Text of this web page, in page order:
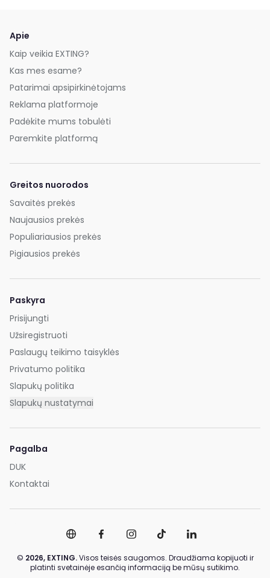
Apie
Kaip veikia EXTING?
Kas mes esame?
Patarimai apsipirkinėtojams
Reklama platformoje
Padėkite mums tobulėti
Paremkite platformą
Greitos nuorodos
Savaitės prekės
Naujausios prekės
Populiariausios prekės
Pigiausios prekės
Paskyra
Prisijungti
Užsiregistruoti
Paslaugų teikimo taisyklės
Privatumo politika
Slapukų politika
Slapukų nustatymai
Pagalba
DUK
Kontaktai
© 2026, EXTING.Visos teisės saugomos. Draudžiama kopijuoti ir
platinti svetainėje esančią informaciją be mūsų sutikimo.